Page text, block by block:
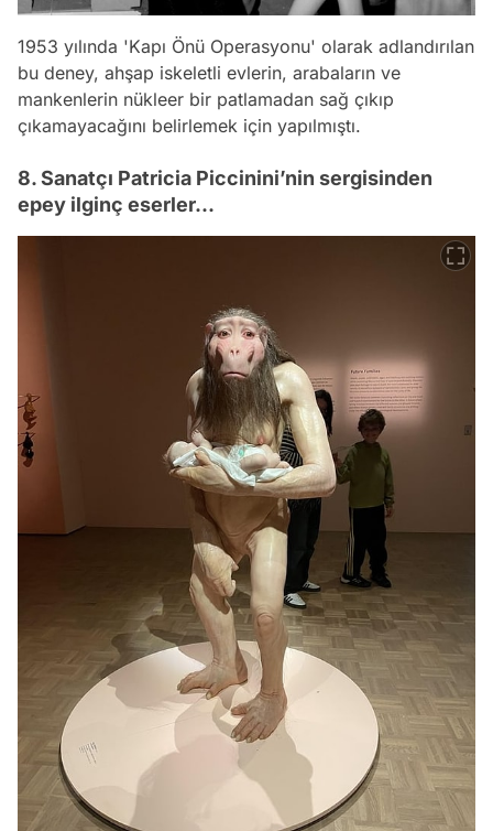
1953 yılında 'Kapı Önü Operasyonu' olarak adlandırılan
bu deney, ahşap iskeletli evlerin, arabaların ve
mankenlerin nükleer bir patlamadan sağ çıkıp
çıkamayacağını belirlemek için yapılmıştı.
8. Sanatçı Patricia Piccinini’nin sergisinden
epey ilginç eserler...